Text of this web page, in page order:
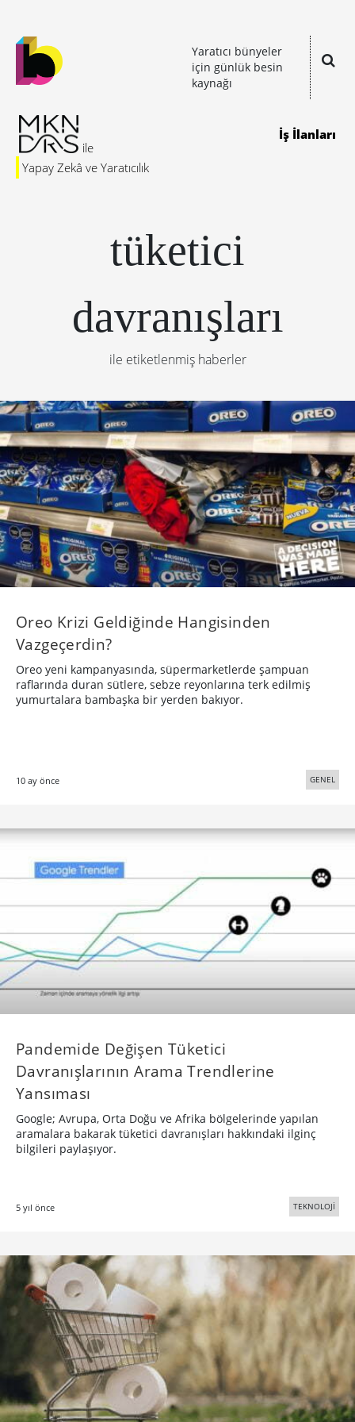
Yaratıcı bünyeler
için günlük besin
kaynağı
Yapay Zekâ ve Yaratıcılık
İş İlanları
tüketici
davranışları
ile etiketlenmiş haberler
Oreo Krizi Geldiğinde Hangisinden
Vazgeçerdin?
Oreo yeni kampanyasında, süpermarketlerde şampuan
raflarında duran sütlere, sebze reyonlarına terk edilmiş
yumurtalara bambaşka bir yerden bakıyor.
10 ay önce GENEL
Pandemide Değişen Tüketici
Davranışlarının Arama Trendlerine
Yansıması
Google; Avrupa, Orta Doğu ve Afrika bölgelerinde yapılan
aramalara bakarak tüketici davranışları hakkındaki ilginç
bilgileri paylaşıyor.
5 yıl önce TEKNOLOJİ